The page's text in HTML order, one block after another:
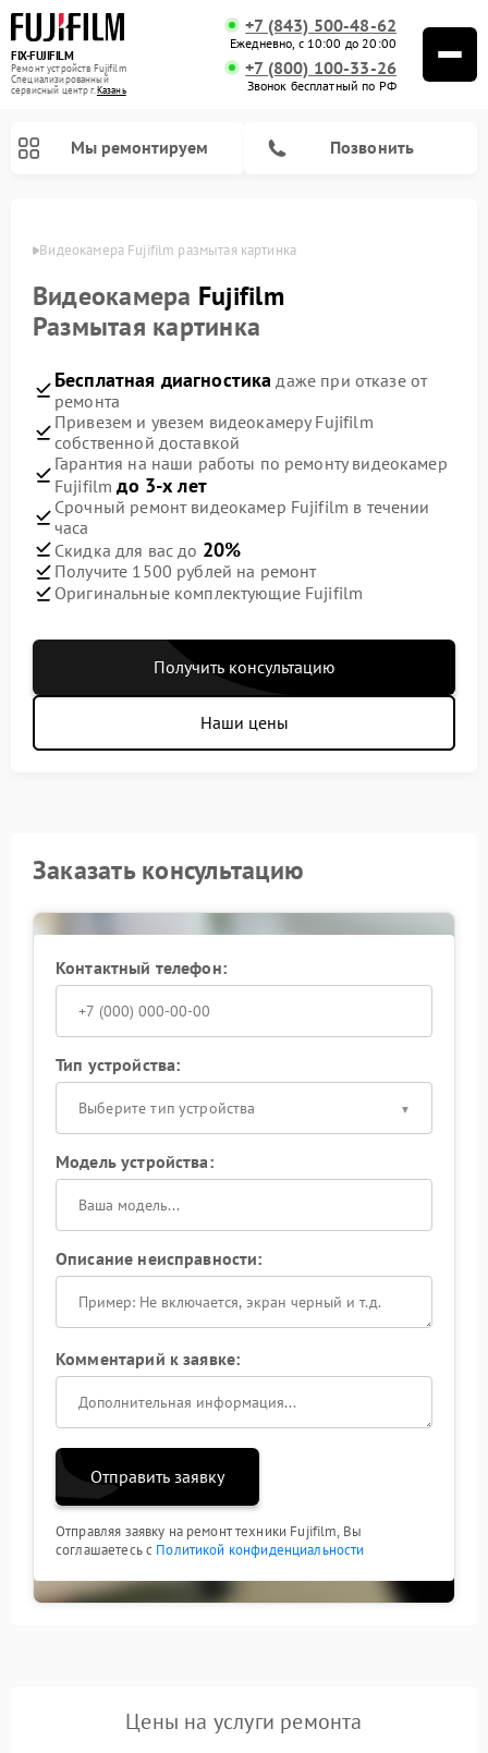
FIX-FUJIFILM
Ремонт устройств Fujifilm
Специализированный
cервисный центр г.Казань
+7 (843) 500-48-62
Ежедневно, с 10:00 до 20:00
+7 (800) 100-33-26
Звонок бесплатный по РФ
Мы ремонтируем Позвонить
Видеокамера Fujifilm размытая картинка
Видеокамера Fujifilm
Размытая картинка
Бесплатная диагностика даже при отказе от
ремонта
Привезем и увезем видеокамеру Fujifilm
собственной доставкой
Гарантия на наши работы по ремонту видеокамер
Fujifilmдо 3-х лет
Срочный ремонт видеокамер Fujifilm в течении
часа
Скидка для вас до 20%
Получите 1500 рублей на ремонт
Оригинальные комплектующие Fujifilm
Получить консультацию
Наши цены
Заказать консультацию
Контактный телефон:
Тип устройства:
Выберите тип устройства
Модель устройства:
Описание неисправности:
Комментарий к заявке:
Отправить заявку
Отправляя заявку на ремонт техники Fujifilm, Вы
соглашаетесь с Политикой конфиденциальности
Цены на услуги ремонта